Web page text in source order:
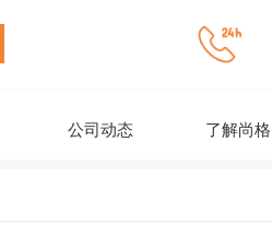
公司动态 了解尚格